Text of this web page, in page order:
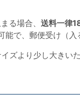
る場合、 送料一律
で、郵便受け（入
ズより少し大きい